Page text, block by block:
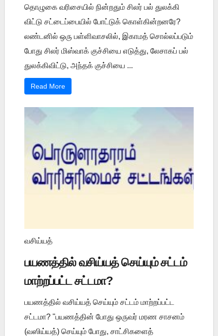
தொழுகை வரிசையில் நின்றதும் சிலர் பல் துலக்கி
விட்டு சட்டைப்பையில் போட்டுக் கொள்கின்றனரே?
லண்டனில் ஒரு பள்ளிவாசலில், இகாமத் சொல்லப்படும்
போது சிலர் மிஸ்வாக் குச்சியை எடுத்து, லேசாகப் பல்
துலக்கிவிட்டு, அந்தக் குச்சியை ...
Read More
வசிய்யத்
பயணத்தில் வசிய்யத் செய்யும் சட்டம்
மாற்றப்பட்ட சட்டமா?
பயணத்தில் வசிய்யத் செய்யும் சட்டம் மாற்றப்பட்ட
சட்டமா? "பயணத்தின் போது ஒருவர் மரண சாசனம்
(வஸிய்யத்) செய்யும் போது, சாட்சிகளைத்